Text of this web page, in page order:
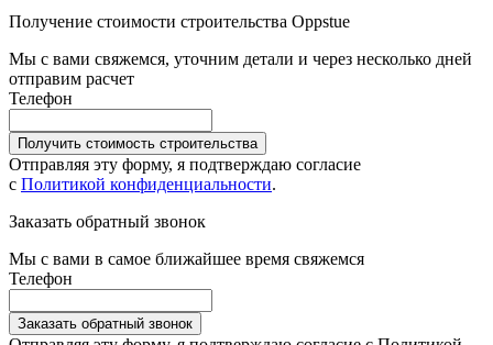
Получение стоимости строительства Oppstue
Мы с вами свяжемся, уточним детали и через несколько дней
отправим расчет
Телефон
Получить стоимость строительства
Отправляя эту форму, я подтверждаю согласие
с Политикой конфиденциальности.
Заказать обратный звонок
Мы с вами в самое ближайшее время свяжемся
Телефон
Заказать обратный звонок